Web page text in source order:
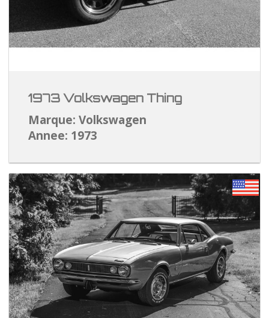
1973 Volkswagen Thing
Marque: Volkswagen
Annee: 1973